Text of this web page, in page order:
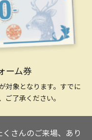
ーム券
対象となります。すでに
了承ください。
くさんのご来場、あり